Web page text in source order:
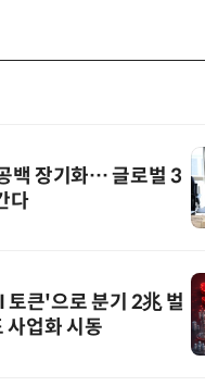
백 장기화… 글로벌 3
다
토큰'으로 분기 2兆 벌
업화 시동